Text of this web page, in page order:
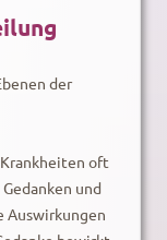
der
oft
und
Auswirkungen